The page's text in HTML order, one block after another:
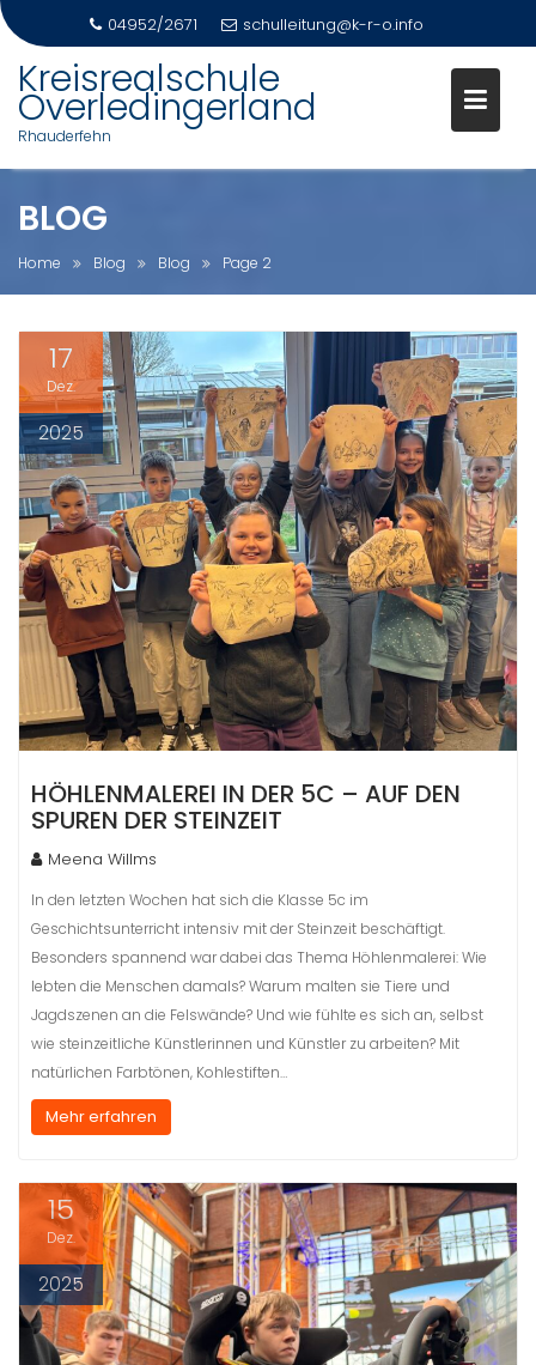
content
04952/2671 schulleitung@k-r-o.info
Kreisrealschule
Overledingerland
Rhauderfehn
BLOG
Home Blog Blog Page 2
17
Dez.
2025
HÖHLENMALEREI IN DER 5C – AUF DEN
SPUREN DER STEINZEIT
Meena Willms
In den letzten Wochen hat sich die Klasse 5c im
Geschichtsunterricht intensiv mit der Steinzeit beschäftigt.
Besonders spannend war dabei das Thema Höhlenmalerei: Wie
lebten die Menschen damals? Warum malten sie Tiere und
Jagdszenen an die Felswände? Und wie fühlte es sich an, selbst
wie steinzeitliche Künstlerinnen und Künstler zu arbeiten? Mit
natürlichen Farbtönen, Kohlestiften…
Mehr erfahren
15
Dez.
2025